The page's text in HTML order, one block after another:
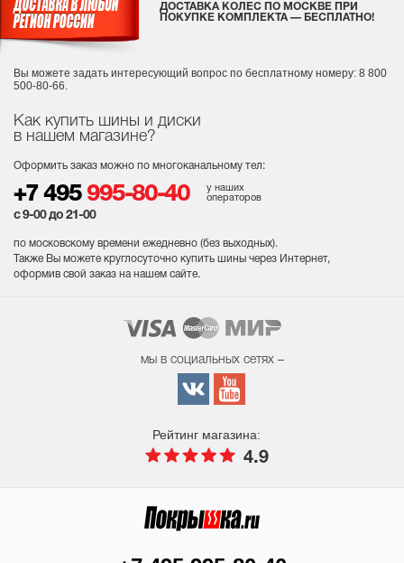
Как купить шины и диски
в нашем магазине?
Оформить заказ можно по многоканальному тел:
+7 495 995-80-40
у наших
операторов
с 9-00 до 21-00
по московскому времени ежедневно (без выходных).
Также Вы можете круглосуточно купить шины через Интернет,
оформив свой заказ на нашем сайте.
ДОСТАВКА КОЛЕС ПО МОСКВЕ ПРИ
ПОКУПКЕ КОМПЛЕКТА — БЕСПЛАТНО!
Вы можете задать интересующий вопрос по бесплатному номеру: 8 800
500-80-66.
мы в социальных сетях –
Рейтинг магазина:
4.9